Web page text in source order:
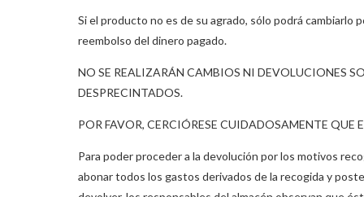
Si el producto no es de su agrado, sólo podrá
reembolso del dinero pagado.
NO SE REALIZARÁN CAMBIOS NI DEVOLUCIONES
DESPRECINTADOS.
POR FAVOR, CERCIÓRESE CUIDADOSAMENTE QUE
Para poder proceder a la devolución por los motivos
abonar todos los gastos derivados de la recogida y